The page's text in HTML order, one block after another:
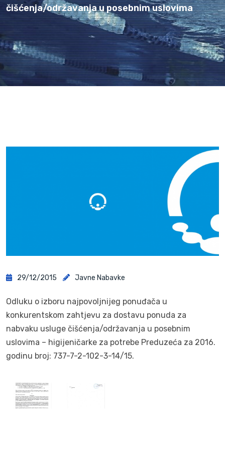
čišćenja/održavanja u posebnim uslovima
29/12/2015 Javne Nabavke
Odluku o izboru najpovoljnijeg ponuđača u
konkurentskom zahtjevu za dostavu ponuda za
nabvaku usluge čišćenja/održavanja u posebnim
uslovima – higijeničarke za potrebe Preduzeća za 2016.
godinu broj: 737-7-2-102-3-14/15.